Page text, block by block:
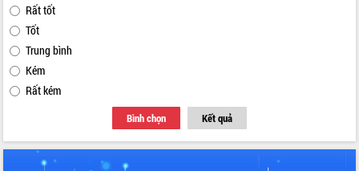
Rất tốt
Tốt
Trung bình
Kém
Rất kém
Bình chọn Kết quả